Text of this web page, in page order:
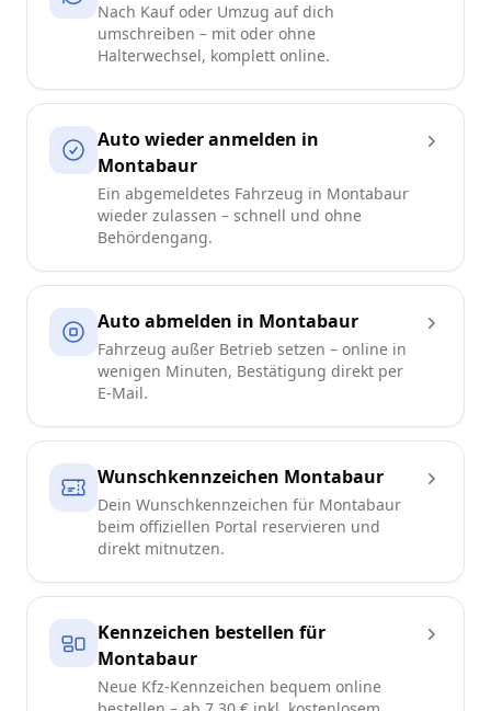
Nach Kauf oder Umzug auf dich
umschreiben – mit oder ohne
Halterwechsel, komplett online.
Auto wieder anmelden in
Montabaur
Ein abgemeldetes Fahrzeug in Montabaur
wieder zulassen – schnell und ohne
Behördengang.
Auto abmelden in Montabaur
Fahrzeug außer Betrieb setzen – online in
wenigen Minuten, Bestätigung direkt per
E-Mail.
Wunschkennzeichen Montabaur
Dein Wunschkennzeichen für Montabaur
beim offiziellen Portal reservieren und
direkt mitnutzen.
Kennzeichen bestellen für
Montabaur
Neue Kfz-Kennzeichen bequem online